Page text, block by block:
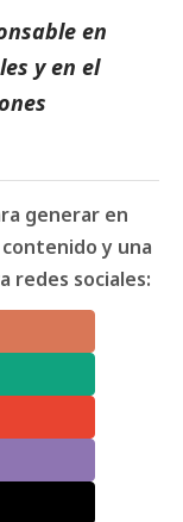
en
y en el
generar en
y una
redes sociales: